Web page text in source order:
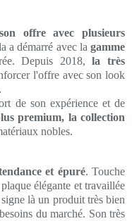
offre avec plusieurs
a démarré avec lagamme
Depuis 2018,la très
l'offre avec son look
de son expérience et de
premium, la collection
nobles.
et épuré. Touche
élégante et travaillée
là un produit très bien
du marché. Son très